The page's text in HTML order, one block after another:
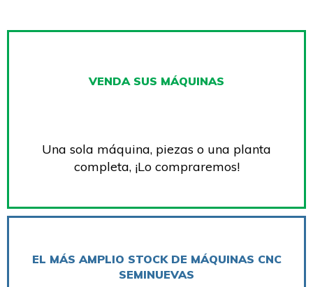
VENDA SUS MÁQUINAS
Una sola máquina, piezas o una planta
completa, ¡Lo compraremos!
EL MÁS AMPLIO STOCK DE MÁQUINAS CNC
SEMINUEVAS